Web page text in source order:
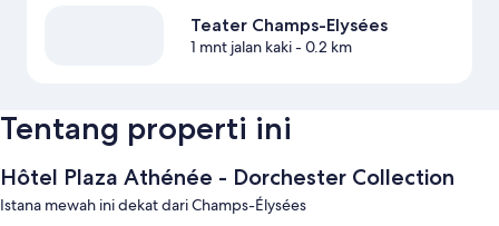
Teater Champs-Elysées
1 mnt jalan kaki- 0.2 km
Tentang properti ini
Hôtel Plaza Athénée - Dorchester Collection
Istana mewah ini dekat dari Champs-Élysées